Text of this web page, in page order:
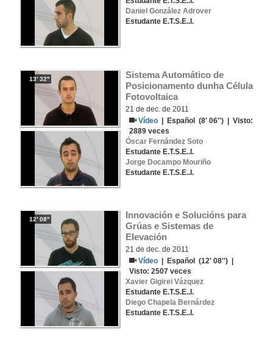
Daniel González Adrover
Estudante E.T.S.E..I.
13' 32''
Sistema Automático de
Posicionamento dunha Célula
Fotovoltaica
21 de dec. de 2011
Vídeo
Español
(8' 06'') | Visto:
2889 veces
Óscar Fernández Soto
Estudante E.T.S.E..I.
Jorge Docampo Mouriño
Estudante E.T.S.E..I.
12' 08''
Innovación e Solucións para
Grúas e Sistemas de
Elevación
21 de dec. de 2011
Vídeo
Español
(12' 08'') |
Visto:2507 veces
Xavier Gigirei Vázquez
Estudante E.T.S.E..I.
Diego Chapela Bernárdez
Estudante E.T.S.E..I.